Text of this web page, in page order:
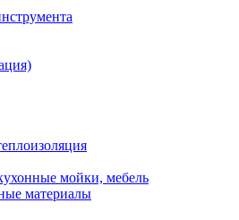
мойки, мебель
материалы